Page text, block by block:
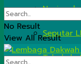
Nasional
Seputar
Tahukah
No Result
View All Result